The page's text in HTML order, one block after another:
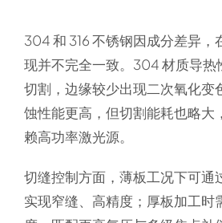
304 和 316 不锈钢因成分差异，
现并不完全一致。304 材质导热
切割，边缘较少出现二次氧化变
蚀性能更高，但切割能耗也略大
赖高功率激光源。
切缝控制方面，薄板工况下可通
实现窄缝、高精度；厚板加工时